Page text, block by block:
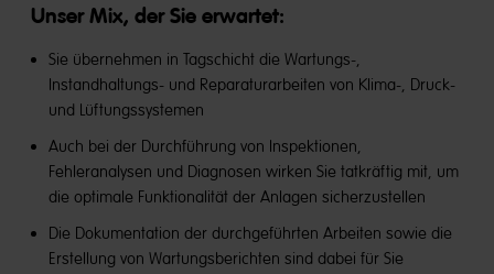
Unser Mix, der Sie erwartet:
Sie übernehmen in Tagschicht die Wartungs-,
Instandhaltungs- und Reparaturarbeiten von Klima-, Druck-
und Lüftungssystemen
Auch bei der Durchführung von Inspektionen,
Fehleranalysen und Diagnosen wirken Sie tatkräftig mit, um
die optimale Funktionalität der Anlagen sicherzustellen
Die Dokumentation der durchgeführten Arbeiten sowie die
Erstellung von Wartungsberichten sind dabei für Sie